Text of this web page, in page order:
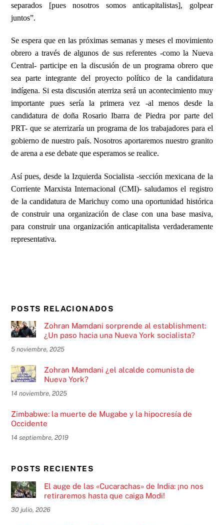
separados [pues nosotros somos anticapitalistas], golpear
juntos”.
Se espera que en las próximas semanas y meses el movimiento
obrero a través de algunos de sus referentes -como la Nueva
Central- participe en la discusión de un programa obrero que
sea parte integrante del proyecto político de la candidatura
indígena. Si esta discusión aterriza será un acontecimiento muy
importante pues sería la primera vez -al menos desde la
candidatura de doña Rosario Ibarra de Piedra por parte del
PRT- que se aterrizaría un programa de los trabajadores para el
gobierno de nuestro país. Nosotros aportaremos nuestro granito
de arena a ese debate que esperamos se realice.
Así pues, desde la Izquierda Socialista -sección mexicana de la
Corriente Marxista Internacional (CMI)- saludamos el registro
de la candidatura de Marichuy como una oportunidad histórica
de construir una organización de clase con una base masiva,
para construir una organización anticapitalista verdaderamente
representativa.
POSTS RELACIONADOS
Zohran Mamdani sorprende al establishment:
¿Un paso hacia una Nueva York socialista?
5 noviembre, 2025
Zohran Mamdani ¿el alcalde comunista de
Nueva York?
14 noviembre, 2025
Zimbabwe: la muerte de Mugabe y la hipocresía de
Occidente
14 septiembre, 2019
POSTS RECIENTES
El auge de las «Cucarachas» de India: ¡no nos
retiraremos hasta que caiga Modi!
30 julio, 2026